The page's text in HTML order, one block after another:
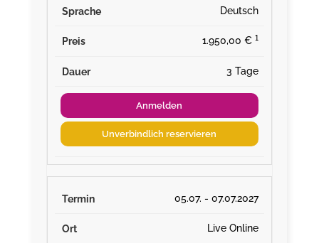
Deutsch
1.950,00 € ¹
3 Tage
Anmelden
Unverbindlich reservieren
05.07. - 07.07.2027
Live Online